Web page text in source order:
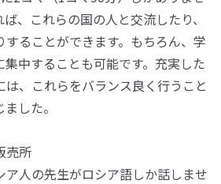
、これらの国の人と交流したり、
ることができます。もちろん、学
中することも可能です。充実した
、これらをバランス良く行うこと
した。
売所
人の先生がロシア語しか話しませ